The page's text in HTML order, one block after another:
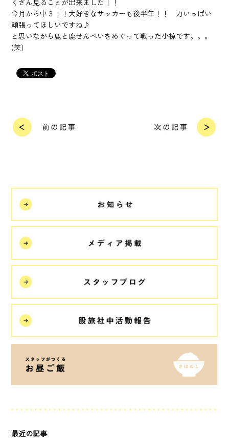
今月から中３！！大好きなサッカーも後半年！！ 力いっぱい
頑張ってほしいですね♪
と思いながら鹿と鹿せんべいをめぐって戦った小椋です。。。
(笑)
最近の記事